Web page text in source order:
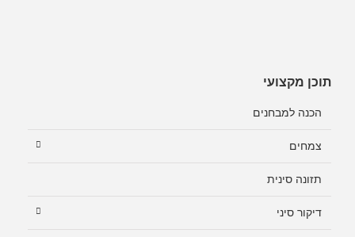
תוכן מקצועי
הכנה למבחנים
צמחים
תזונה סינית
דיקור סיני